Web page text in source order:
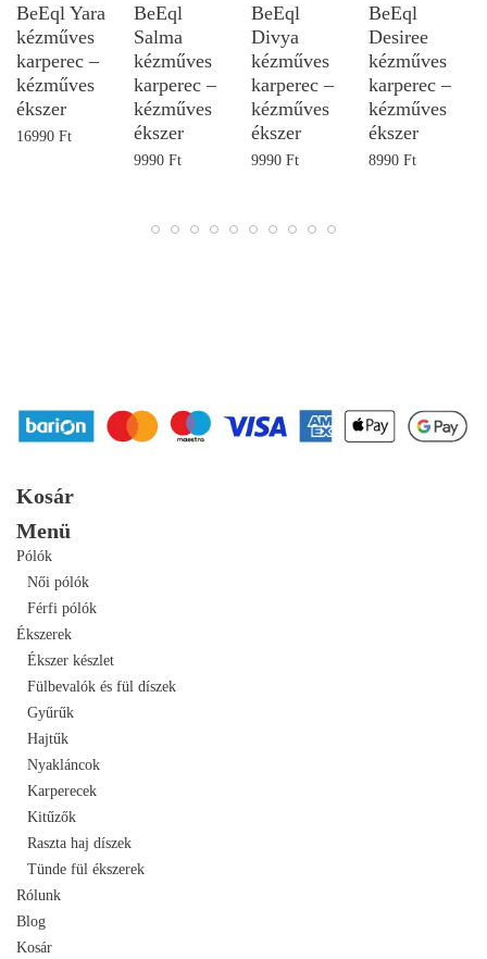
BeEql Yara
kézműves
karperec –
kézműves
ékszer
16990 Ft
BeEql
Salma
kézműves
karperec –
kézműves
ékszer
9990Ft
BeEql
Divya
kézműves
karperec –
kézműves
ékszer
9990Ft
BeEql
Desiree
kézműves
karperec –
kézműves
ékszer
8990Ft
Kosár
Menü
Pólók
Női pólók
Férfi pólók
Ékszerek
Ékszer készlet
Fülbevalók és fül díszek
Gyűrűk
Hajtűk
Nyakláncok
Karperecek
Kitűzők
Raszta haj díszek
Tünde fül ékszerek
Rólunk
Blog
Kosár